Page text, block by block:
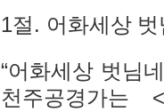
1절. 어화세상
“어화세상 벗님
천주공경가는 <